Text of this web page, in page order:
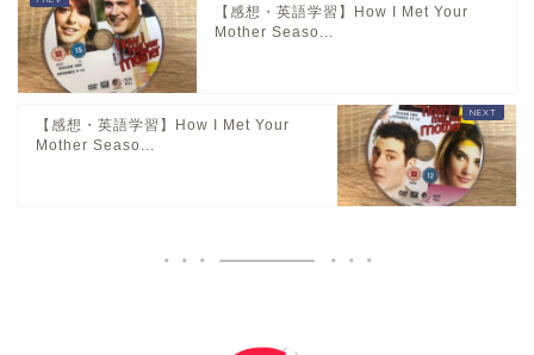
【感想・英語学習】How I Met Your
Mother Seaso...
【感想・英語学習】How I Met Your
Mother Seaso...